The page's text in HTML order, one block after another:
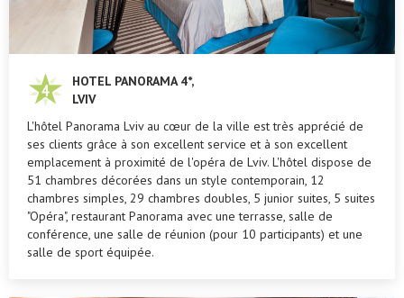
HOTEL PANORAMA 4*,
LVIV
L'hôtel Panorama Lviv au cœur de la ville est très apprécié de
ses clients grâce à son excellent service et à son excellent
emplacement à proximité de l'opéra de Lviv. L'hôtel dispose de
51 chambres décorées dans un style contemporain, 12
chambres simples, 29 chambres doubles, 5 junior suites, 5 suites
"Opéra", restaurant Panorama avec une terrasse, salle de
conférence, une salle de réunion (pour 10 participants) et une
salle de sport équipée.